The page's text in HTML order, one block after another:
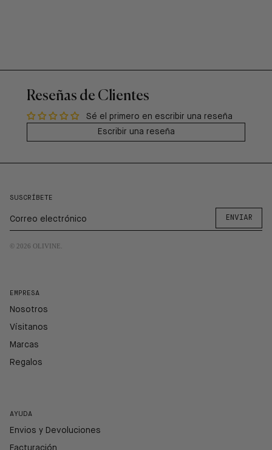
Reseñas de Clientes
Sé el primero en escribir una reseña
Escribir una reseña
SUSCRÍBETE
ENVIAR
© 2026 OLIVINE
EMPRESA
Nosotros
Vísitanos
Marcas
Regalos
AYUDA
Envios y Devoluciones
Facturación